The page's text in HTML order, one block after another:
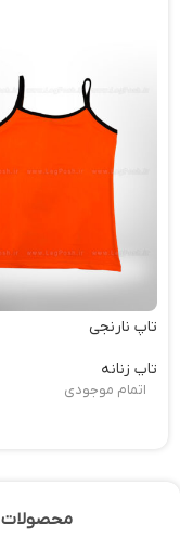
تاپ نارنجی
تاپ زنانه
اتمام موجودی
محصولات